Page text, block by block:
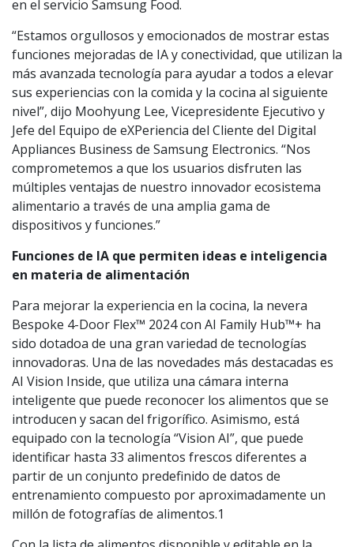
en el servicio Samsung Food.
“Estamos orgullosos y emocionados de mostrar estas
funciones mejoradas de IA y conectividad, que utilizan la
más avanzada tecnología para ayudar a todos a elevar
sus experiencias con la comida y la cocina al siguiente
nivel”, dijo Moohyung Lee, Vicepresidente Ejecutivo y
Jefe del Equipo de eXPeriencia del Cliente del Digital
Appliances Business de Samsung Electronics. “Nos
comprometemos a que los usuarios disfruten las
múltiples ventajas de nuestro innovador ecosistema
alimentario a través de una amplia gama de
dispositivos y funciones.”
Funciones de IA que permiten ideas e inteligencia
en materia de alimentación
Para mejorar la experiencia en la cocina, la nevera
Bespoke 4-Door Flex™ 2024 con AI Family Hub™+ ha
sido dotadoa de una gran variedad de tecnologías
innovadoras. Una de las novedades más destacadas es
AI Vision Inside, que utiliza una cámara interna
inteligente que puede reconocer los alimentos que se
introducen y sacan del frigorífico. Asimismo, está
equipado con la tecnología “Vision AI”, que puede
identificar hasta 33 alimentos frescos diferentes a
partir de un conjunto predefinido de datos de
entrenamiento compuesto por aproximadamente un
millón de fotografías de alimentos.1